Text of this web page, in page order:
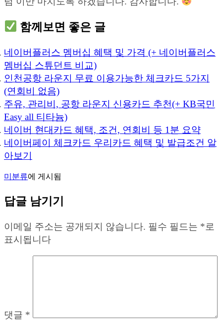
함께보면 좋은 글
네이버플러스 멤버십 혜택 및 가격 (+ 네이버플러스
멤버십 스튜던트 비교)
인천공항 라운지 무료 이용가능한 체크카드 5가지
(연회비 없음)
주유, 관리비, 공항 라운지 신용카드 추천(+ KB국민
Easy all 티타늄)
네이버 현대카드 혜택, 조건, 연회비 등 1분 요약
네이버페이 체크카드 우리카드 혜택 및 발급조건 알
아보기
미분류에 게시됨
답글 남기기
이메일 주소는 공개되지 않습니다. 필수 필드는 *로
표시됩니다
댓글 *